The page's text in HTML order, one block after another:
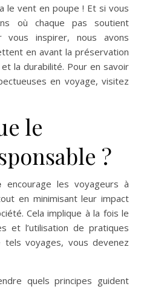
a le vent en poupe ! Et si vous
où chaque pas soutient
vous inspirer, nous avons
en avant la préservation
la durabilité. Pour en savoir
en voyage, visitez
le
?
encourage les voyageurs à
en minimisant leur impact
Cela implique à la fois le
et l’utilisation de pratiques
tels voyages, vous devenez
quels principes guident